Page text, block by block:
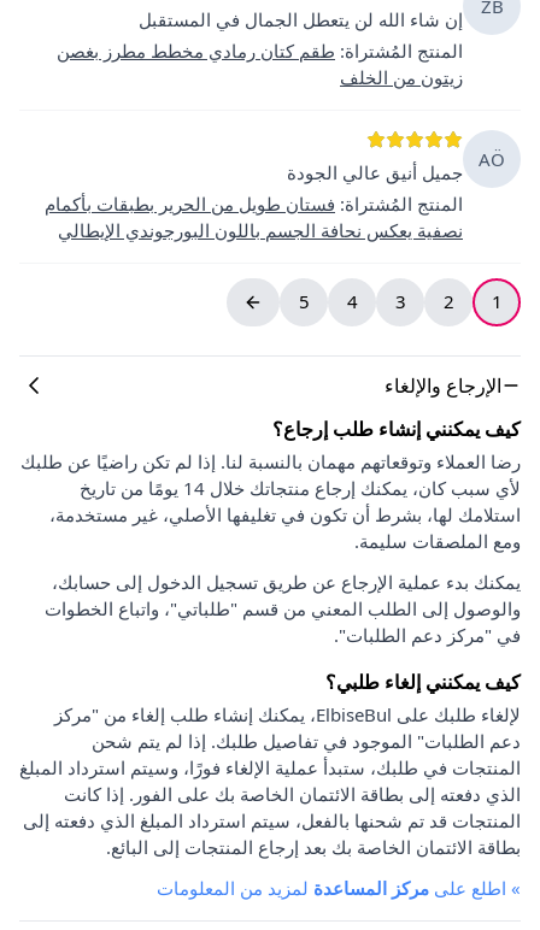
ZB
إن شاء الله لن يتعطل الجمال في المستقبل
المنتج المُشتراة: طقم كتان رمادي مخطط مطرز بغصن
زيتون من الخلف
AÖ
جميل أنيق عالي الجودة
المنتج المُشتراة: فستان طويل من الحرير بطبقات بأكمام
نصفية يعكس نحافة الجسم باللون البورجوندي الإيطالي
1
2
3
4
5
الإرجاع والإلغاء
كيف يمكنني إنشاء طلب إرجاع؟
رضا العملاء وتوقعاتهم مهمان بالنسبة لنا. إذا لم تكن راضيًا عن طلبك
لأي سبب كان، يمكنك إرجاع منتجاتك خلال 14 يومًا من تاريخ
استلامك لها، بشرط أن تكون في تغليفها الأصلي، غير مستخدمة،
ومع الملصقات سليمة.
يمكنك بدء عملية الإرجاع عن طريق تسجيل الدخول إلى حسابك،
والوصول إلى الطلب المعني من قسم "طلباتي"، واتباع الخطوات
في "مركز دعم الطلبات".
كيف يمكنني إلغاء طلبي؟
لإلغاء طلبك على ElbiseBul، يمكنك إنشاء طلب إلغاء من "مركز
دعم الطلبات" الموجود في تفاصيل طلبك. إذا لم يتم شحن
المنتجات في طلبك، ستبدأ عملية الإلغاء فورًا، وسيتم استرداد المبلغ
الذي دفعته إلى بطاقة الائتمان الخاصة بك على الفور. إذا كانت
المنتجات قد تم شحنها بالفعل، سيتم استرداد المبلغ الذي دفعته إلى
بطاقة الائتمان الخاصة بك بعد إرجاع المنتجات إلى البائع.
» اطلع على مركز المساعدة لمزيد من المعلومات